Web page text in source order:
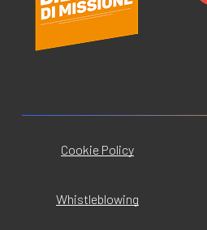
Cookie Policy
Whistleblowing